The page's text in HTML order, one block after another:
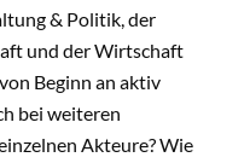
& Politik, der
und der Wirtschaft
Beginn an aktiv
bei weiteren
Akteure? Wie